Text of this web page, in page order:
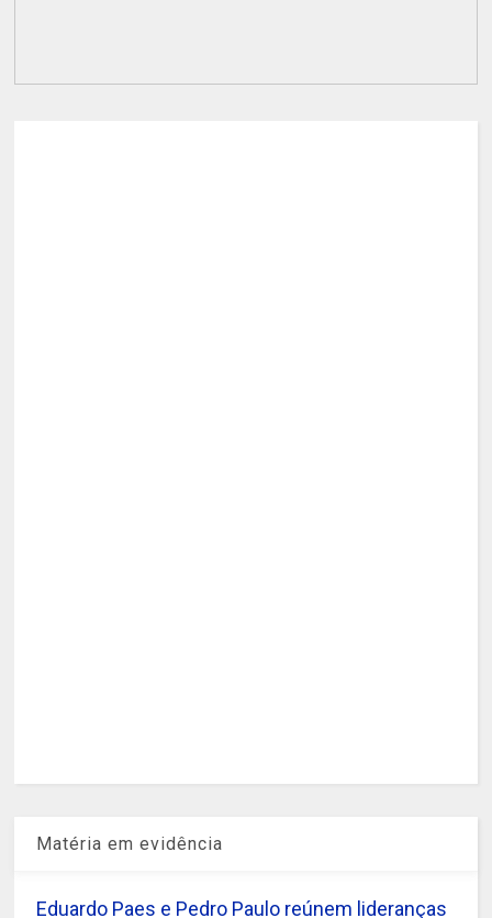
Matéria em evidência
Eduardo Paes e Pedro Paulo reúnem lideranças